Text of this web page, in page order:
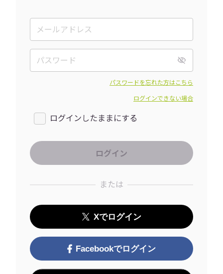
パスワードを忘れた方はこちら
ログインできない場合
ログインしたままにする
または
Xでログイン
Facebookでログイン